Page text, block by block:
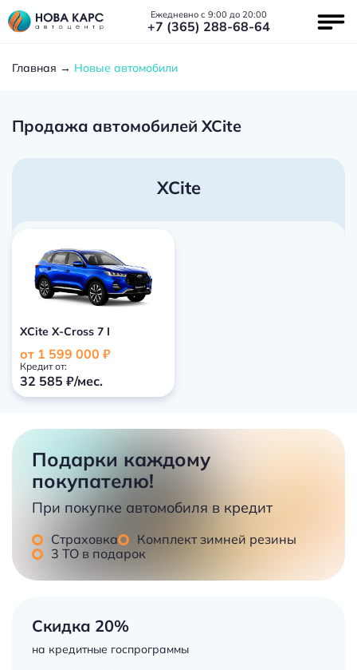
Ежедневно с 9:00 до 20:00
+7 (365) 288-68-64
Главная Новые автомобили
Продажа автомобилей XCite
XCite
XCite X-Cross 7 I
от 1 599 000 ₽
Кредит от:
32 585 ₽/мес.
Подарки каждому
покупателю!
При покупке автомобиля в кредит
Страховка
Комплект зимней резины
3 ТО в подарок
Скидка 20%
на кредитные госпрограммы